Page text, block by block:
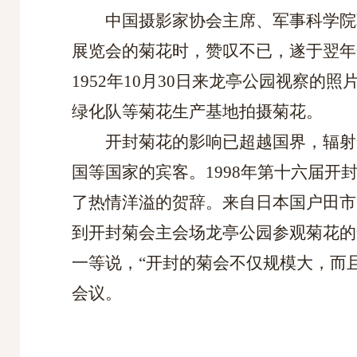
中国摄影家协会主席、军事科学
展览会的菊花时，赞叹不已，遂于翌
1952年10月30日来龙亭公园视察的照
绿化队等菊花生产基地拍摄菊花。
开封菊花的影响已超越国界，辐
国等国家的宾客。 1998年第十六届开
了热情洋溢的贺辞。来自日本国户田
到开封菊会主会场龙亭公园参观菊花
一等说，“开封的菊会不仅规模大，
会议。